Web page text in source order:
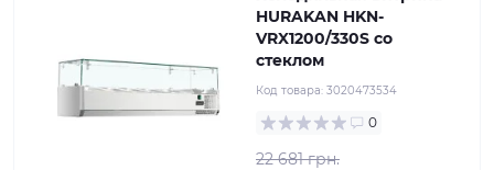
HURAKAN HKN-
VRX1200/330S со
стеклом
Код товара: 3020473534
0
22 681 грн.